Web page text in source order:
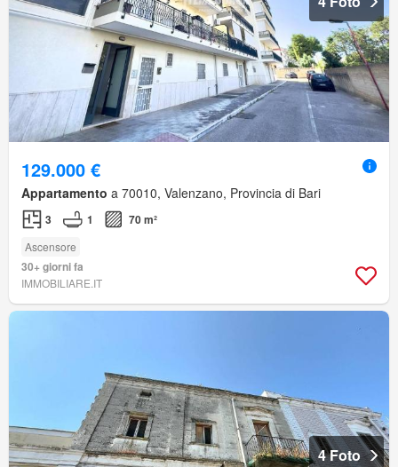
129.000 €
Appartamento a 70010, Valenzano, Provincia di Bari
3 1 70 m²
Ascensore
30+ giorni fa
IMMOBILIARE.IT
4 Foto